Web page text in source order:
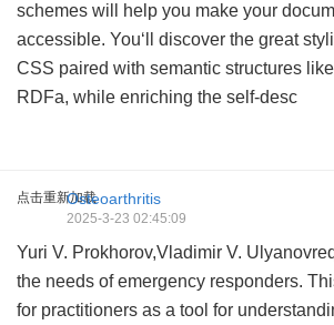
schemes will help you make your
accessible. You‘ll discover the great
CSS paired with semantic structures
RDFa, while enriching the self-desc
点击重新加载Osteoarthritis
2025-3-23 02:45:09
Yuri V. Prokhorov,Vladimir V.
the needs of emergency responders.
for practitioners as a tool for